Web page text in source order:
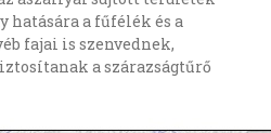
hatására a fűfélék és a
fajai is szenvednek,
a szárazságtűrő